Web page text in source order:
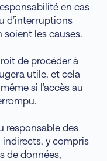
en cas
d’interruptions
soient les causes.
de procéder à
utile, et cela
si l’accès au
responsable des
y compris
de données,